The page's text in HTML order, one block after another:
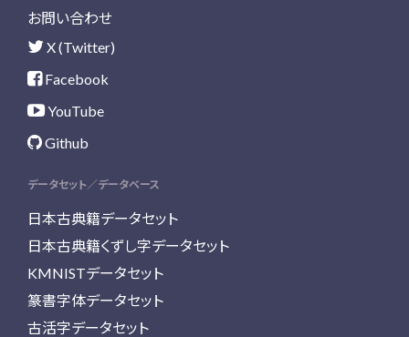
お問い合わせ
X (Twitter)
Facebook
YouTube
Github
データセット／データベース
日本古典籍データセット
日本古典籍くずし字データセット
KMNISTデータセット
篆書字体データセット
古活字データセット